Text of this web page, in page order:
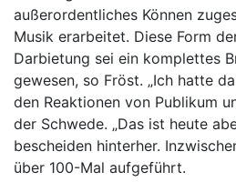
außerordentliches Können
Musik erarbeitet. Diese Form
Darbietung sei ein komplettes
gewesen, so Fröst. „Ich hatte
den Reaktionen von Publikum
der Schwede. „Das ist heute
bescheiden hinterher.
über 100-Mal aufgeführt.